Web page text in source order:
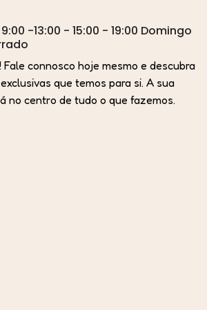
-13:00 - 15:00 - 19:00 Domingo
connosco hoje mesmo e descubra
que temos para si. A sua
no centro de tudo o que fazemos.